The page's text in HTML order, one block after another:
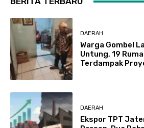
DAERAH
Warga Gombel
Untung, 19
Terdampak
DAERAH
Ekspor TPT